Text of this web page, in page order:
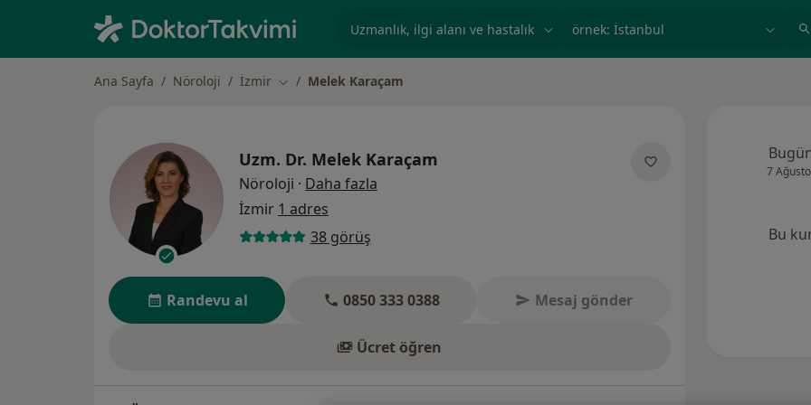
örnek: İstanbul
Ana Sayfa Nöroloji İzmir Şehir değiştir
Melek Karaçam
Uzm. Dr. Melek Karaçam
Nöroloji · Daha fazla
İzmir 1 adres
38 görüş
Randevu al 0850 333 0388 Mesaj gönder
Ücret öğren
7
Bu